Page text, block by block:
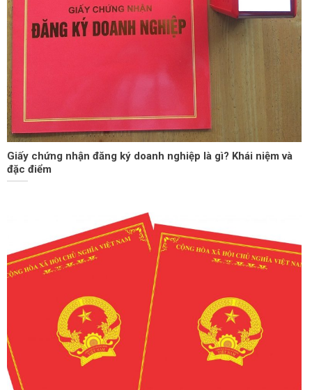
Giấy chứng nhận đăng ký doanh nghiệp là gì? Khái niệm và
đặc điểm